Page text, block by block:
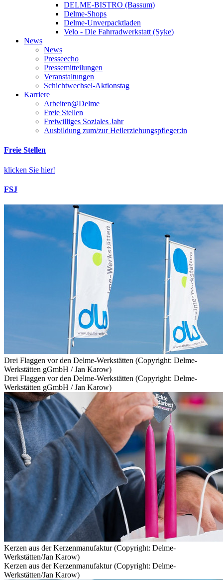
DELME-BISTRO (Bassum)
Delme-Shops
Delme-Unverpacktladen
Velo - Die Fahrradwerkstatt (Syke)
News
News
Presseecho
Pressemitteilungen
Veranstaltungen
Schichtwechsel-Aktionstag
Karriere
Arbeiten@Delme
Freie Stellen
Freiwilliges Soziales Jahr
Ausbildung zum/zur Heilerziehungspfleger:in
Freie Stellen
klicken Sie hier!
FSJ
Drei Flaggen vor den Delme-Werkstätten (Copyright: Delme-
Werkstätten gGmbH / Jan Karow)
Drei Flaggen vor den Delme-Werkstätten (Copyright: Delme-
Werkstätten gGmbH / Jan Karow)
Kerzen aus der Kerzenmanufaktur (Copyright: Delme-
Werkstätten/Jan Karow)
Kerzen aus der Kerzenmanufaktur (Copyright: Delme-
Werkstätten/Jan Karow)